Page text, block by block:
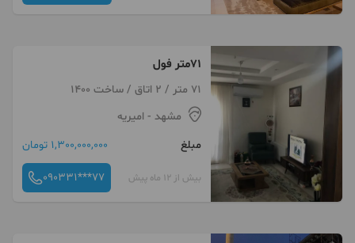
71متر فول
71 متر / 2 اتاق / ساخت 1400
مشهد - امیریه
مبلغ
1,300,000,000 تومان
بیش از 12 ماه پیش 090331***77